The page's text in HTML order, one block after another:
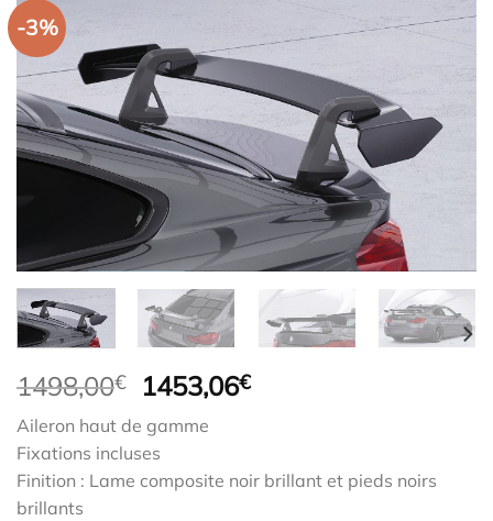
-3%
1498,00€
Le
initial
était :
1498,00€.
1453,06€Le
1453,06€.
Aileron haut de gamme
Fixations incluses
Finition : Lame composite noir brillant et pieds noirs
brillants